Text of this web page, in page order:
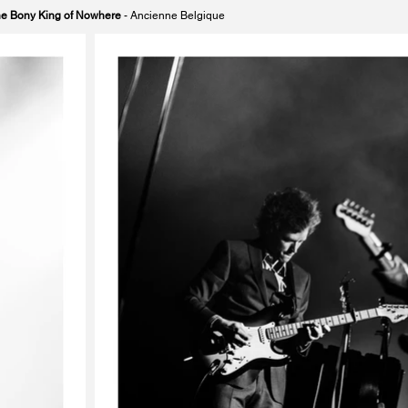
Bony King of Nowhere - Ancienne Belgique